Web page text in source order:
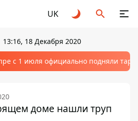
UK
13:16, 18 Декабря 2020
с 1 июля официально подняли
доме нашли труп